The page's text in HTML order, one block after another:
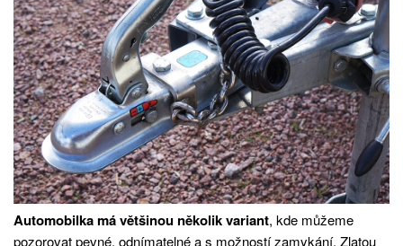
Automobilka má většinou několik variant, kde můžeme
pozorovat pevné, odnímatelné a s možností zamykání. Zlatou